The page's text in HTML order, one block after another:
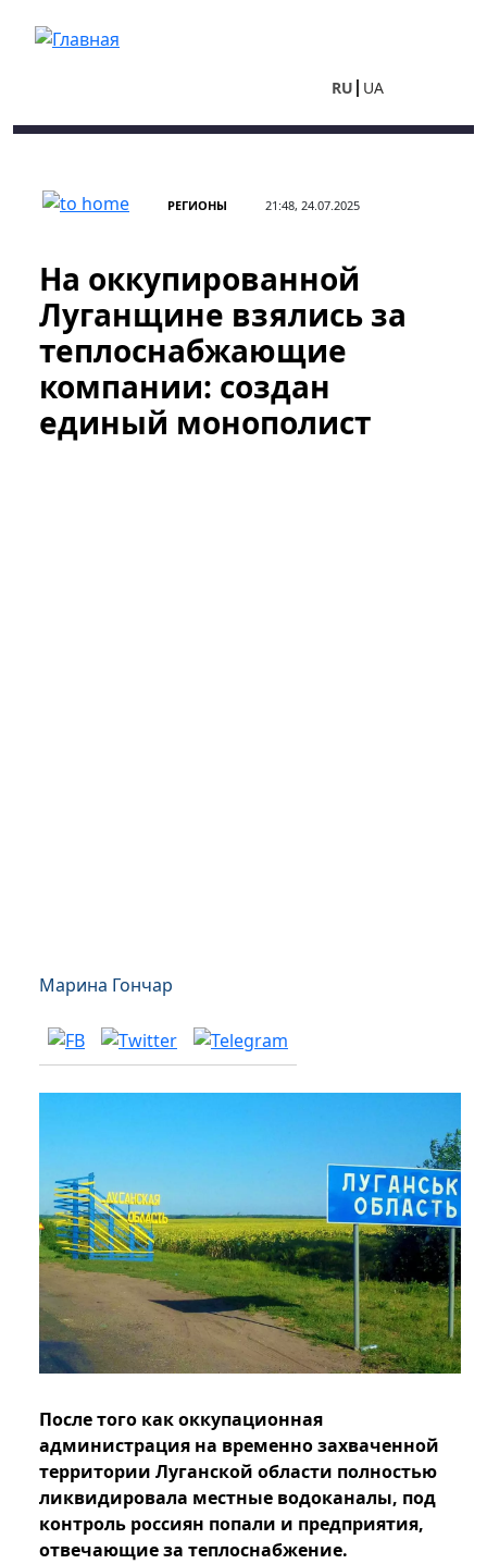
RU UA
РЕГИОНЫ 21:48, 24.07.2025
На оккупированной
Луганщине взялись за
теплоснабжающие
компании: создан
единый монополист
Марина Гончар
После того как оккупационная
администрация на временно захваченной
территории Луганской области полностью
ликвидировала местные водоканалы, под
контроль россиян попали и предприятия,
отвечающие за теплоснабжение.